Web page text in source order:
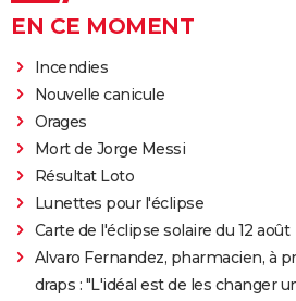
EN CE MOMENT
Incendies
Nouvelle canicule
Orages
Mort de Jorge Messi
Résultat Loto
Lunettes pour l'éclipse
Carte de l'éclipse solaire du 12 août
Alvaro Fernandez, pharmacien, à
draps : "L'idéal est de les changer